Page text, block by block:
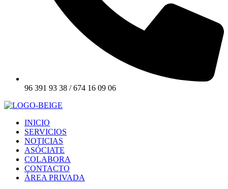
96 391 93 38 / 674 16 09 06
INICIO
SERVICIOS
NOTICIAS
ASÓCIATE
COLABORA
CONTACTO
ÁREA PRIVADA